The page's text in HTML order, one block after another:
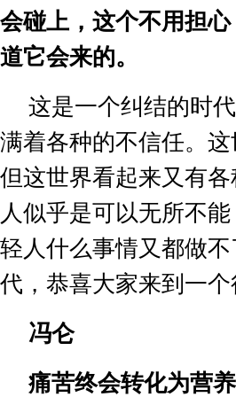
会碰上，这个不用担
道它会来的。
这是一个纠结的时
满着各种的不信任。
但这世界看起来又有
人似乎是可以无所不
轻人什么事情又都做
代，恭喜大家来到一
冯仑
痛苦终会转化为营养